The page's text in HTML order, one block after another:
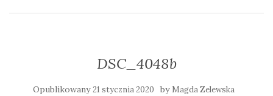
DSC_4048b
Opublikowany21 stycznia 2020 by Magda Zelewska